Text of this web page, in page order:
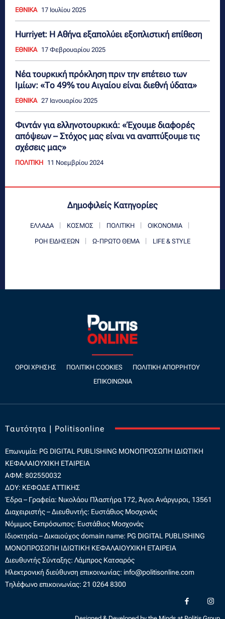
ΕΘΝΙΚΑ 17 Ιουλίου 2025
Hurriyet: Η Αθήνα εξαπολύει εξοπλιστική επίθεση
ΕΘΝΙΚΑ 17 Φεβρουαρίου 2025
Νέα τουρκική πρόκληση πριν την επέτειο των
Ιμίων: «Το 49% του Αιγαίου είναι διεθνή ύδατα»
ΕΘΝΙΚΑ 27 Ιανουαρίου 2025
Φιντάν για ελληνοτουρκικά: «Έχουμε διαφορές
απόψεων – Στόχος μας είναι να αναπτύξουμε τις
σχέσεις μας»
ΠΟΛΙΤΙΚΗ 11 Νοεμβρίου 2024
Δημοφιλείς Κατηγορίες
ΕΛΛΑΔΑ ΚΟΣΜΟΣ ΠΟΛΙΤΙΚΗ ΟΙΚΟΝΟΜΙΑ
ΡΟΗ ΕΙΔΗΣΕΩΝ Ω-ΠΡΩΤΟ ΘΕΜΑ LIFE & STYLE
ΌΡΟΙ ΧΡΉΣΗΣ ΠΟΛΙΤΙΚΉ COOKIES
ΠΟΛΙΤΙΚΉ ΑΠΟΡΡΉΤΟΥ
ΕΠΙΚΟΙΝΩΝΊΑ
Ταυτότητα | Politisonline
Επωνυμία: PG DIGITAL PUBLISHING ΜΟΝΟΠΡΟΣΩΠΗ ΙΔΙΩΤΙΚΗ
ΚΕΦΑΛΑΙΟΥΧΙΚΗ ΕΤΑΙΡΕΙΑ
ΑΦΜ: 802550032
ΔΟΥ: ΚΕΦΟΔΕ ΑΤΤΙΚΗΣ
Έδρα – Γραφεία: Νικολάου Πλαστήρα 172, Άγιοι Ανάργυροι, 13561
Διαχειριστής – Διευθυντής: Ευστάθιος Μοσχονάς
Νόμιμος Εκπρόσωπος: Ευστάθιος Μοσχονάς
Ιδιοκτησία – Δικαιούχος domain name: PG DIGITAL PUBLISHING
ΜΟΝΟΠΡΟΣΩΠΗ ΙΔΙΩΤΙΚΗ ΚΕΦΑΛΑΙΟΥΧΙΚΗ ΕΤΑΙΡΕΙΑ
Διευθυντής Σύνταξης: Λάμπρος Κατσαρός
Ηλεκτρονική διεύθυνση επικοινωνίας: info@politisonline.com
Τηλέφωνο επικοινωνίας: 21 0264 8300